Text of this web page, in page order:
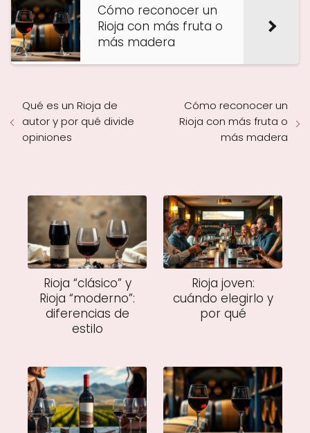
Cómo reconocer un
Rioja con más fruta o
más madera
Qué es un Rioja de
autor y por qué divide
opiniones
Cómo reconocer un
Rioja con más fruta o
más madera
Rioja “clásico” y
Rioja “moderno”:
diferencias de
estilo
Rioja joven:
cuándo elegirlo y
por qué